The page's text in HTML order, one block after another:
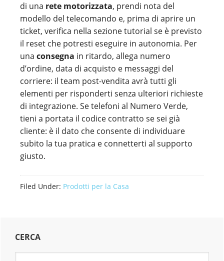
di una rete motorizzata, prendi nota del
modello del telecomando e, prima di aprire un
ticket, verifica nella sezione tutorial se è previsto
il reset che potresti eseguire in autonomia. Per
una consegna in ritardo, allega numero
d’ordine, data di acquisto e messaggi del
corriere: il team post-vendita avrà tutti gli
elementi per risponderti senza ulteriori richieste
di integrazione. Se telefoni al Numero Verde,
tieni a portata il codice contratto se sei già
cliente: è il dato che consente di individuare
subito la tua pratica e connetterti al supporto
giusto.
Filed Under: Prodotti per la Casa
Primary
Sidebar
CERCA